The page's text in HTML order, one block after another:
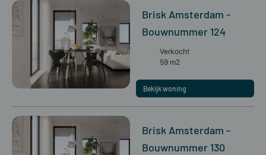
Brisk Amsterdam -
Bouwnummer 124
Verkocht
59 m2
Bekijk woning
Brisk Amsterdam -
Bouwnummer 130